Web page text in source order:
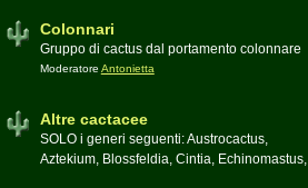
Colonnari
Gruppo di cactus dal portamento colonnare
Moderatore Antonietta
Altre cactacee
SOLO i generi seguenti: Austrocactus,
Aztekium, Blossfeldia, Cintia, Echinomastus,